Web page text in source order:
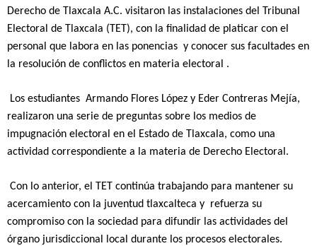
Derecho de Tlaxcala A.C. visitaron las instalaciones del Tribunal
Electoral de Tlaxcala (TET), con la finalidad de platicar con el
personal que labora en las ponencias y conocer sus facultades en
la resolución de conflictos en materia electoral .
Los estudiantes Armando Flores López y Eder Contreras Mejía,
realizaron una serie de preguntas sobre los medios de
impugnación electoral en el Estado de Tlaxcala, como una
actividad correspondiente a la materia de Derecho Electoral.
Con lo anterior, el TET continúa trabajando para mantener su
acercamiento con la juventud tlaxcalteca y refuerza su
compromiso con la sociedad para difundir las actividades del
órgano jurisdiccional local durante los procesos electorales.